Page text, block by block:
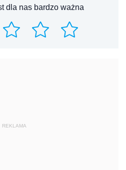
dla nas bardzo ważna
REKLAMA